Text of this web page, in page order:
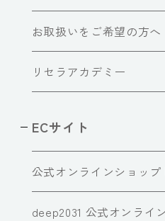
お取扱いをご希望の方へ
リセラアカデミー
ECサイト
公式オンラインショップ
deep2031 公式オンライ